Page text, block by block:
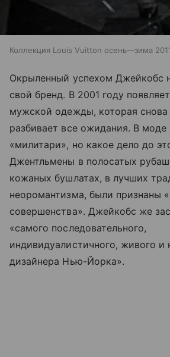
Коллекция Louis Vuitton осень—зима
Окрыленный успехом Джейкобс
свой бренд. В 2001 году
мужской одежды, которая снова
разбивает все ожидания. В моде
«милитари», но какое дело до
Джентльмены в полосатых
кожаных бушлатах, в лучших
неоромантизма, были признаны
совершенства». Джейкобс же
«самого последовательного,
индивидуалистичного, живого и
дизайнера Нью-Йорка».